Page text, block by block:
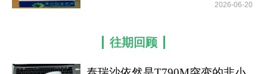
317.1μmol/L显著降至45.6μmol/L75%的患者达到血
患者需要剂量递增才能达到满意疗效未记录到任何
2026-06-20
往期回顾